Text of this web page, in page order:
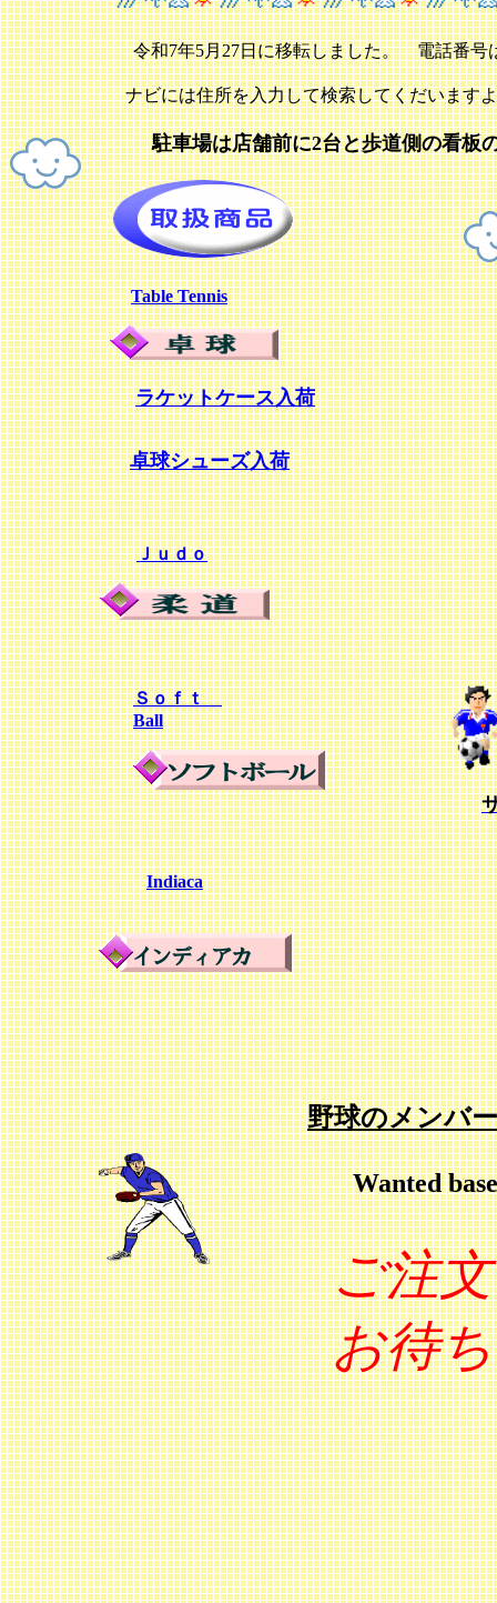
Ｊｕｄｏ
Indiaca
Wanted
ラケットケース入荷
駐車場は店舗前に2台と歩道側の看板
令和7年5月27日に移転しました。 電話番号
野球のメンバー
Ｓｏｆｔ
Ball
ご注
お待
卓球シューズ入荷
Table Tennis
ナビには住所を入力して検索してくだいます